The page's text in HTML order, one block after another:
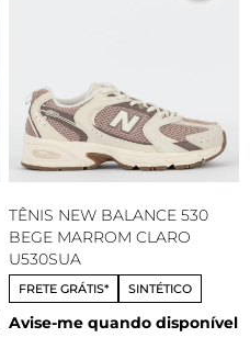
TÊNIS NEW BALANCE 530
BEGE MARROM CLARO
U530SUA
FRETE GRÁTIS* SINTÉTICO
Avise-me quando disponível